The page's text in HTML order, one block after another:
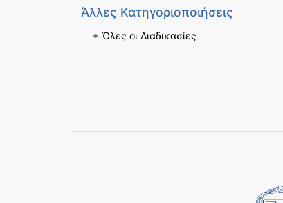
Άλλες Κατηγοριοποιήσεις
Όλες οι Διαδικασίες